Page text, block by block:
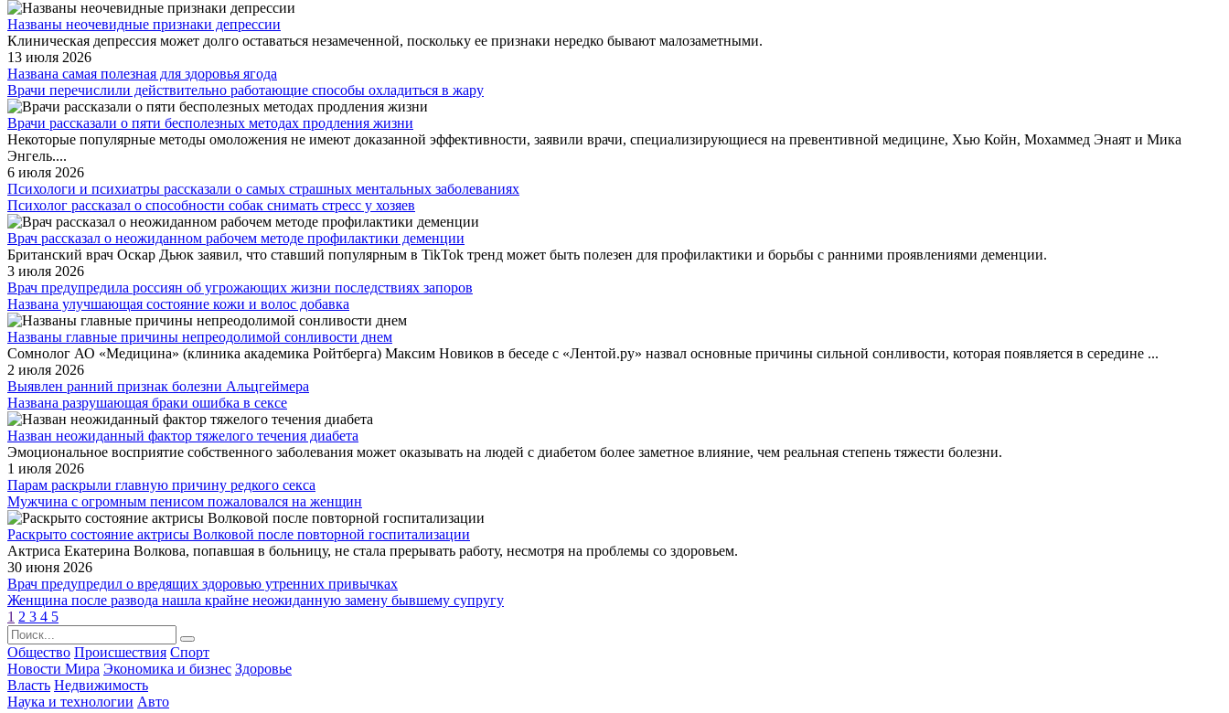
Названы неочевидные признаки депрессии
Клиническая депрессия может долго оставаться незамеченной, поскольку ее признаки нередко бывают малозаметными.
13 июля 2026
Названа самая полезная для здоровья ягода
Врачи перечислили действительно работающие способы охладиться в жару
Врачи рассказали о пяти бесполезных методах продления жизни
Некоторые популярные методы омоложения не имеют доказанной эффективности, заявили врачи, специализирующиеся на превентивной медицине, Хью Койн, Мохаммед Энаят и Мика
Энгель....
6 июля 2026
Психологи и психиатры рассказали о самых страшных ментальных заболеваниях
Психолог рассказал о способности собак снимать стресс у хозяев
Врач рассказал о неожиданном рабочем методе профилактики деменции
Британский врач Оскар Дьюк заявил, что ставший популярным в TikTok тренд может быть полезен для профилактики и борьбы с ранними проявлениями деменции.
3 июля 2026
Врач предупредила россиян об угрожающих жизни последствиях запоров
Названа улучшающая состояние кожи и волос добавка
Названы главные причины непреодолимой сонливости днем
Сомнолог АО «Медицина» (клиника академика Ройтберга) Максим Новиков в беседе с «Лентой.ру» назвал основные причины сильной сонливости, которая появляется в середине ...
2 июля 2026
Выявлен ранний признак болезни Альцгеймера
Названа разрушающая браки ошибка в сексе
Назван неожиданный фактор тяжелого течения диабета
Эмоциональное восприятие собственного заболевания может оказывать на людей с диабетом более заметное влияние, чем реальная степень тяжести болезни.
1 июля 2026
Парам раскрыли главную причину редкого секса
Мужчина с огромным пенисом пожаловался на женщин
Раскрыто состояние актрисы Волковой после повторной госпитализации
Актриса Екатерина Волкова, попавшая в больницу, не стала прерывать работу, несмотря на проблемы со здоровьем.
30 июня 2026
Врач предупредил о вредящих здоровью утренних привычках
Женщина после развода нашла крайне неожиданную замену бывшему супругу
1 2 3 4 5
Общество Происшествия Спорт
Новости Мира Экономика и бизнес Здоровье
Власть Недвижимость
Наука и технологии Авто